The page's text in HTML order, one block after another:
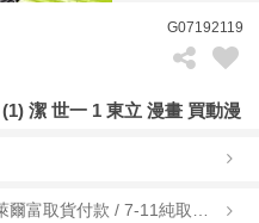
G07192119
潔 世一 1 東立 漫畫 買動漫